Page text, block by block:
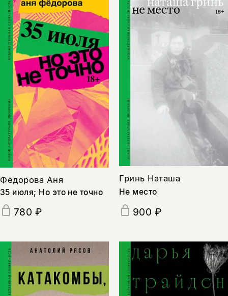
Фёдорова Аня
35 июля; Но это не точно
780 ₽
Гринь Наташа
Не место
900 ₽